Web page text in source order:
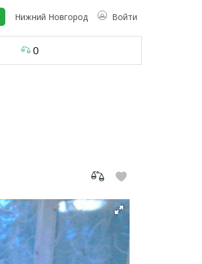
Нижний Новгород Войти
0